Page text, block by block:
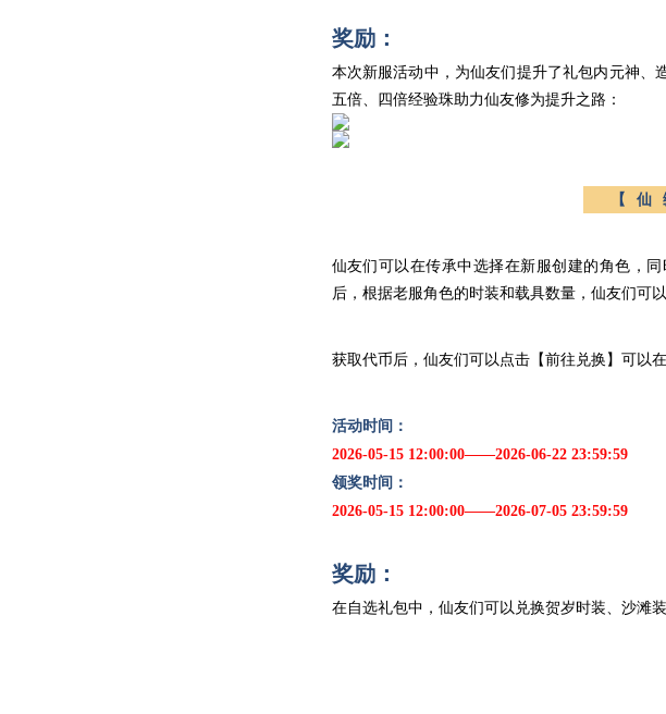
奖励：
本次新服活动中，为仙友们提升了礼包内元神、
五倍、四倍经验珠助力仙友修为提升之路：
【
仙友们可以在传承中选择在新服创建的角色，
后，根据老服角色的时装和载具数量，仙友们可
获取代币后，仙友们可以点击【前往兑换】可以
活动时间：
2026-05-15 12:00:00——2026-06-22 23:59:59
领奖时间：
2026-05-15 12:00:00——2026-07-05 23:59:59
奖励：
在自选礼包中，仙友们可以兑换贺岁时装、沙滩